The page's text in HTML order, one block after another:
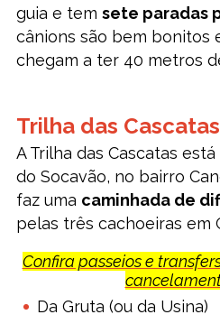
guia e tem sete paradas
cânions são bem bonitos
chegam a ter 40 metros
Trilha das
A Trilha das Cascatas
do Socavão, no bairro
faz uma caminhada de
pelas três cachoeiras em
Confira passeios e
Da Gruta (ou da Usina)